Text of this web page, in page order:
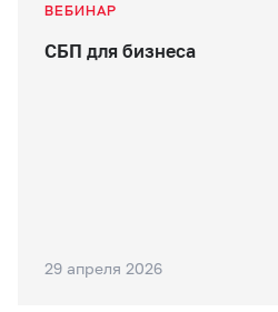
ВЕБИНАР
СБП для бизнеса
29 апреля 2026